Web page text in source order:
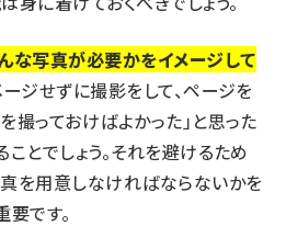
な写真が必要かをイメージして
ージせずに撮影をして、ページを
撮っておけばよかった」と思った
とでしょう。それを避けるため
を用意しなければならないかを
です。